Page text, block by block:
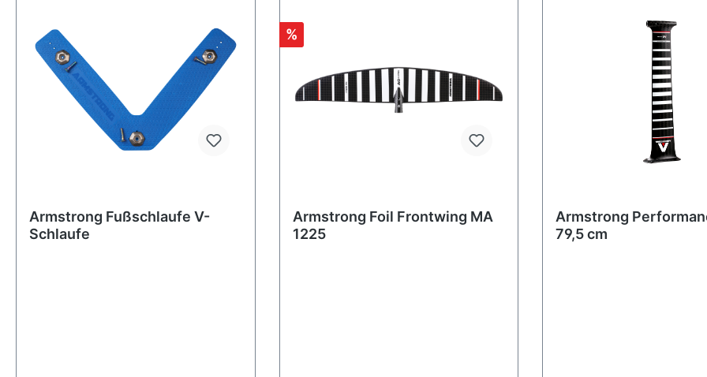
Armstrong Fußschlaufe V-
Schlaufe
%
Armstrong Foil Frontwing MA
1225
Armstrong
79,5 cm